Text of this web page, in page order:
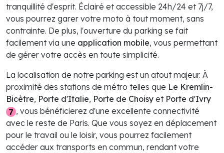
tranquillité d'esprit. Éclairé et accessible 24h/24 et 7j/7,
vous pourrez garer votre moto à tout moment, sans
contrainte. De plus, l'ouverture du parking se fait
facilement via une application mobile, vous permettant
de gérer votre accès en toute simplicité.
La localisation de notre parking est un atout majeur. À
proximité des stations de métro telles que Le Kremlin-
Bicètre, Porte d'Italie, Porte de Choisy et Porte d'Ivry
, vous bénéficierez d'une excellente connectivité
avec le reste de Paris. Que vous soyez en déplacement
pour le travail ou le loisir, vous pourrez facilement
accéder aux transports en commun, rendant votre